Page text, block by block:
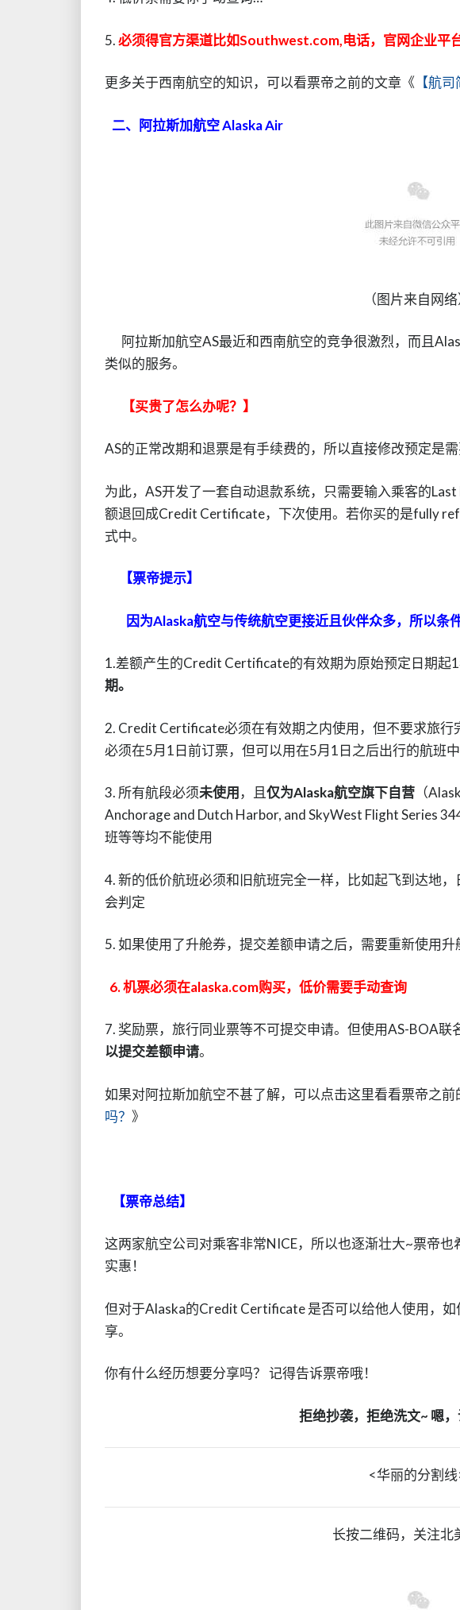
5.必须得官方渠道比如Southwest.com,电话，官网企业平
更多关于西南航空的知识，可以看票帝之前的文章《 【航
二、阿拉斯加航空 Alaska Air
（图片来自网络
阿拉斯加航空AS最近和西南航空的竞争很激烈，而且
类似的服务。
【买贵了怎么办呢？】
AS的正常改期和退票是有手续费的，所以直接修改预定是需
为此，AS开发了一套自动退款系统，只需要输入乘客的
额退回成Credit Certificate，下次使用。若你买的是fully
式中。
【票帝提示】
因为Alaska航空与传统航空更接近且伙伴众多，所以条
1.差额产生的Credit Certificate的有效期为原始预定日期起
期。
2. Credit Certificate必须在有效期之内使用，但不要求旅
必须在5月1日前订票，但可以用在5月1日之后出行的航班
3. 所有航段必须未使用 ，且仅为Alaska航空旗下自营 （
Anchorage and Dutch Harbor, and SkyWest Flight Series
班等等均不能使用
4. 新的低价航班必须和旧航班完全一样，比如起飞到达地
会判定
5. 如果使用了升舱券，提交差额申请之后，需要重新使用升
6. 机票必须在alaska.com购买，低价需要手动查询
7. 奖励票，旅行同业票等不可提交申请。但使用AS-BOA联
以提交差额申请。
如果对阿拉斯加航空不甚了解，可以点击这里看看票帝之前
吗？ 》
【票帝总结】
这两家航空公司对乘客非常NICE，所以也逐渐壮大~票帝
实惠！
但对于Alaska的Credit Certificate 是否可以给他人使用，
享。
你有什么经历想要分享吗？ 记得告诉票帝哦！
拒绝抄袭，拒绝洗文~ 嗯，
<华丽的分割线
长按二维码，关注北